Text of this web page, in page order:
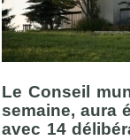
Le Conseil
semaine, aura
avec 14